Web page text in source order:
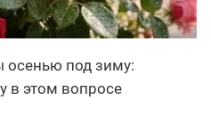
осенью под зиму:
в этом вопросе